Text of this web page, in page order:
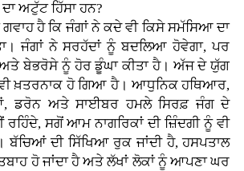
ਅਟੁੱਟ ਹਿੱਸਾ ਹਨ?
ਹੈ ਕਿ ਜੰਗਾਂ ਨੇ ਕਦੇ ਵੀ ਕਿਸੇ ਸਮੱਸਿਆ ਦਾ
ਜੰਗਾਂ ਨੇ ਸਰਹੱਦਾਂ ਨੂੰ ਬਦਲਿਆ ਹੋਵੇਗਾ, ਪਰ
ਬੇਭਰੋਸੇ ਨੂੰ ਹੋਰ ਡੂੰਘਾ ਕੀਤਾ ਹੈ। ਅੱਜ ਦੇ ਯੁੱਗ
ਖ਼ਤਰਨਾਕ ਹੋ ਗਿਆ ਹੈ। ਆਧੁਨਿਕ ਹਥਿਆਰ,
ਡਰੋਨ ਅਤੇ ਸਾਈਬਰ ਹਮਲੇ ਸਿਰਫ਼ ਜੰਗ ਦੇ
ਰਹਿੰਦੇ, ਸਗੋਂ ਆਮ ਨਾਗਰਿਕਾਂ ਦੀ ਜ਼ਿੰਦਗੀ ਨੂੰ ਵੀ
ਬੱਚਿਆਂ ਦੀ ਸਿੱਖਿਆ ਰੁਕ ਜਾਂਦੀ ਹੈ, ਹਸਪਤਾਲ
ਹੋ ਜਾਂਦਾ ਹੈ ਅਤੇ ਲੱਖਾਂ ਲੋਕਾਂ ਨੂੰ ਆਪਣਾ ਘਰ